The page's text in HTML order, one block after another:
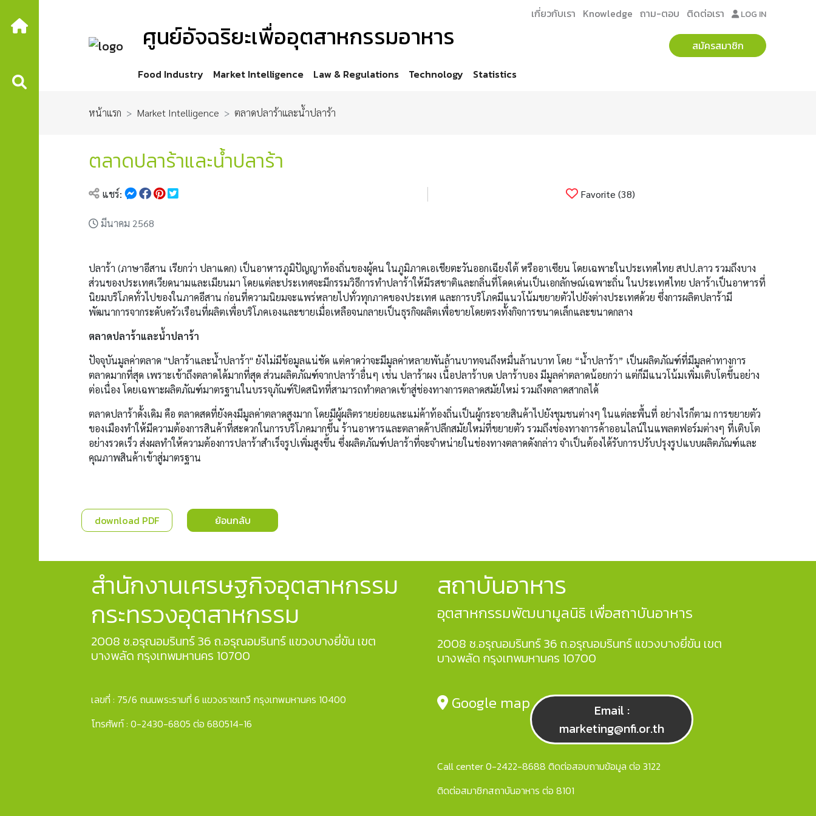
ศูนย์อัจฉริยะเพื่ออุตสาหกรรมอาหาร
Food Industry Market Intelligence Law & Regulations Technology Statistics
เกี่ยวกับเรา Knowledge ถาม-ตอบ ติดต่อเรา LOG IN
สมัครสมาชิก
หน้าแรก Market Intelligence ตลาดปลาร้าและน้ำปลาร้า
ตลาดปลาร้าและน้ำปลาร้า
แชร์: Favorite (38)
มีนาคม 2568
ปลาร้า (ภาษาอีสาน เรียกว่า ปลาแดก) เป็นอาหารภูมิปัญญาท้องถิ่นของผู้คน ในภูมิภาคเอเชียตะวันออกเฉียงใต้ หรืออาเซียน โดยเฉพาะในประเทศไทย สปป.ลาว รวมถึงบาง
ส่วนของประเทศเวียดนามและเมียนมา โดยแต่ละประเทศจะมีกรรมวิธีการทำปลาร้าให้มีรสชาติและกลิ่นที่โดดเด่นเป็นเอกลักษณ์เฉพาะถิ่น ในประเทศไทย ปลาร้าเป็นอาหารที่
นิยมบริโภคทั่วไปของในภาคอีสาน ก่อนที่ความนิยมจะแพร่หลายไปทั่วทุกภาคของประเทศ และการบริโภคมีแนวโน้มขยายตัวไปยังต่างประเทศด้วย ซึ่งการผลิตปลาร้ามี
พัฒนาการจากระดับครัวเรือนที่ผลิตเพื่อบริโภคเองและขายเมื่อเหลือจนกลายเป็นธุรกิจผลิตเพื่อขายโดยตรงทั้งกิจการขนาดเล็กและขนาดกลาง
ตลาดปลาร้าและน้ำปลาร้า
ปัจจุบันมูลค่าตลาด "ปลาร้าและน้ำปลาร้า" ยังไม่มีข้อมูลแน่ชัด แต่คาดว่าจะมีมูลค่าหลายพันล้านบาทจนถึงหมื่นล้านบาท โดย “น้ำปลาร้า” เป็นผลิตภัณฑ์ที่มีมูลค่าทางการ
ตลาดมากที่สุด เพราะเข้าถึงตลาดได้มากที่สุด ส่วนผลิตภัณฑ์จากปลาร้าอื่นๆ เช่น ปลาร้าผง เนื้อปลาร้าบด ปลาร้าบอง มีมูลค่าตลาดน้อยกว่า แต่ก็มีแนวโน้มเพิ่มเติบโตขึ้นอย่าง
ต่อเนื่อง โดยเฉพาะผลิตภัณฑ์มาตรฐานในบรรจุภัณฑ์ปิดสนิทที่สามารถทำตลาดเข้าสู่ช่องทางการตลาดสมัยใหม่ รวมถึงตลาดสากลได้
ตลาดปลาร้าดั้งเดิม คือ ตลาดสดที่ยังคงมีมูลค่าตลาดสูงมาก โดยมีผู้ผลิตรายย่อยและแม่ค้าท้องถิ่นเป็นผู้กระจายสินค้าไปยังชุมชนต่างๆ ในแต่ละพื้นที่ อย่างไรก็ตาม การขยายตัว
ของเมืองทำให้มีความต้องการสินค้าที่สะดวกในการบริโภคมากขึ้น ร้านอาหารและตลาดค้าปลีกสมัยใหม่ที่ขยายตัว รวมถึงช่องทางการค้าออนไลน์ในแพลตฟอร์มต่างๆ ที่เติบโต
อย่างรวดเร็ว ส่งผลทำให้ความต้องการปลาร้าสำเร็จรูปเพิ่มสูงขึ้น ซึ่งผลิตภัณฑ์ปลาร้าที่จะจำหน่ายในช่องทางตลาดดังกล่าว จำเป็นต้องได้รับการปรับปรุงรูปแบบผลิตภัณฑ์และ
คุณภาพสินค้าเข้าสู่มาตรฐาน
download PDF ย้อนกลับ
สำนักงานเศรษฐกิจอุตสาหกรรม
กระทรวงอุตสาหกรรม
2008 ซ.อรุณอมรินทร์ 36 ถ.อรุณอมรินทร์ แขวงบางยี่ขัน เขต
บางพลัด กรุงเทพมหานคร 10700
เลขที่ : 75/6 ถนนพระรามที่ 6 แขวงราชเทวี กรุงเทพมหานคร 10400
โทรศัพท์ : 0-2430-6805 ต่อ 680514-16
สถาบันอาหาร
อุตสาหกรรมพัฒนามูลนิธิ เพื่อสถาบันอาหาร
2008 ซ.อรุณอมรินทร์ 36 ถ.อรุณอมรินทร์ แขวงบางยี่ขัน เขต
บางพลัด กรุงเทพมหานคร 10700
Google map
Email :
marketing@nfi.or.th
Call center 0-2422-8688 ติดต่อสอบถามข้อมูล ต่อ 3122
ติดต่อสมาชิกสถาบันอาหาร ต่อ 8101